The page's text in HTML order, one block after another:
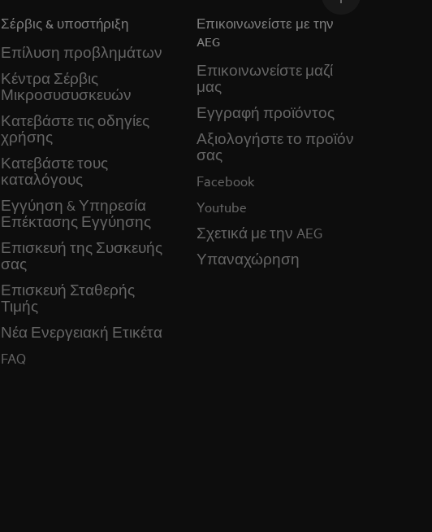
Σέρβις & υποστήριξη
Επίλυση προβλημάτων
Κέντρα Σέρβις
Μικροσυσυσκευών
Κατεβάστε τις οδηγίες
χρήσης
Κατεβάστε τους
καταλόγους
Εγγύηση & Υπηρεσία
Επέκτασης Εγγύησης
Επισκευή της Συσκευής
σας
Επισκευή Σταθερής
Τιμής
Νέα Ενεργειακή Ετικέτα
FAQ
Επικοινωνείστε με την
AEG
Επικοινωνείστε μαζί
μας
Εγγραφή προϊόντος
Αξιολογήστε το προϊόν
σας
Facebook
Youtube
Σχετικά με την AEG
Υπαναχώρηση